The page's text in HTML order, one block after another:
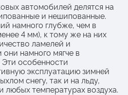
автомобилей делятся на
и нешипованные.
намного глубже, чем в
4 мм), к тому же на них
ламелей и
они намного мягче в
особенности
эксплуатацию зимней
снегу, так и на льду,
любых температурах воздуха.